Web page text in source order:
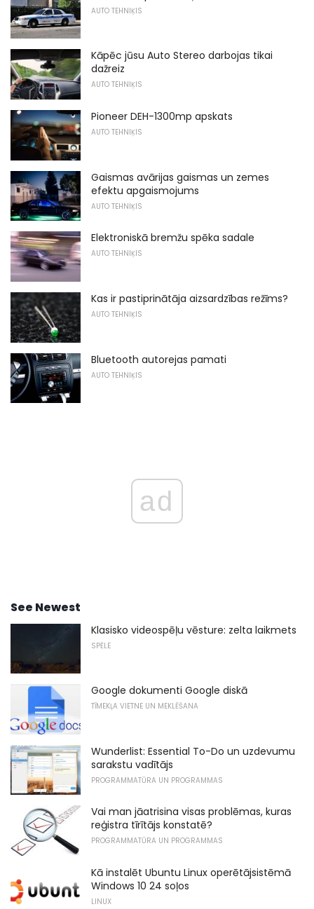
AUTO TEHNIĶIS
Kāpēc jūsu Auto Stereo darbojas tikai
dažreiz
AUTO TEHNIĶIS
Pioneer DEH-1300mp apskats
AUTO TEHNIĶIS
Gaismas avārijas gaismas un zemes
efektu apgaismojums
AUTO TEHNIĶIS
Elektroniskā bremžu spēka sadale
AUTO TEHNIĶIS
Kas ir pastiprinātāja aizsardzības režīms?
AUTO TEHNIĶIS
Bluetooth autorejas pamati
AUTO TEHNIĶIS
ad
See Newest
Klasisko videospēļu vēsture: zelta laikmets
SPĒLE
Google dokumenti Google diskā
TĪMEKĻA VIETNE UN MEKLĒŠANA
Wunderlist: Essential To-Do un uzdevumu
sarakstu vadītājs
PROGRAMMATŪRA UN PROGRAMMAS
Vai man jāatrisina visas problēmas, kuras
reģistra tīrītājs konstatē?
PROGRAMMATŪRA UN PROGRAMMAS
Kā instalēt Ubuntu Linux operētājsistēmā
Windows 10 24 soļos
LINUX